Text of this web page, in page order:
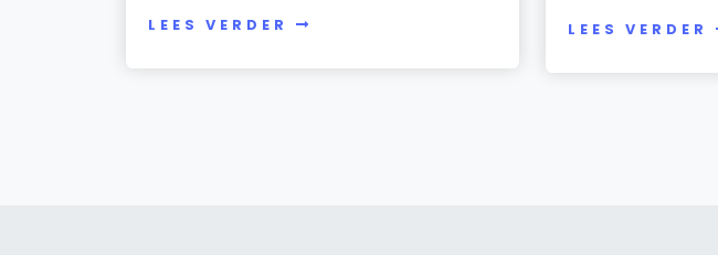
LEES VERDER LEES VERDER